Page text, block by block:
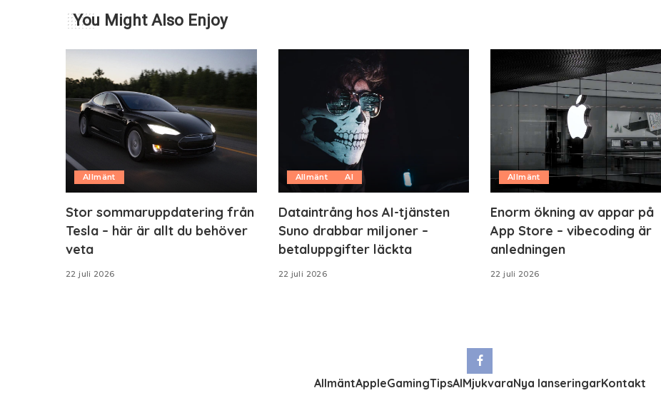
You Might Also Enjoy
Allmänt
Stor sommaruppdatering från
Tesla – här är allt du behöver
veta
22 juli 2026
Allmänt AI
Dataintrång hos AI-tjänsten
Suno drabbar miljoner –
betaluppgifter läckta
22 juli 2026
Allmänt
Enorm ökning av appar på
App Store – vibecoding är
anledningen
22 juli 2026
AllmäntAppleGamingTipsAIMjukvaraNya lanseringarKontakt